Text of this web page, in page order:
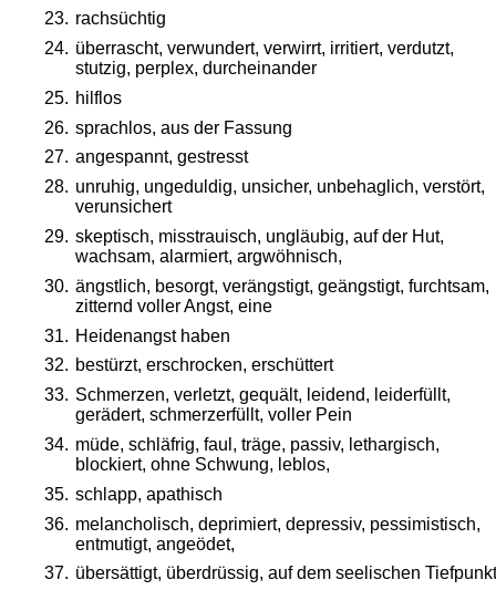
23. rachsüchtig
24. überrascht, verwundert, verwirrt, irritiert, verdutzt,
stutzig, perplex, durcheinander
25. hilflos
26. sprachlos, aus der Fassung
27. angespannt, gestresst
28. unruhig, ungeduldig, unsicher, unbehaglich, verstört,
verunsichert
29. skeptisch, misstrauisch, ungläubig, auf der Hut,
wachsam, alarmiert, argwöhnisch,
30. ängstlich, besorgt, verängstigt, geängstigt, furchtsam,
zitternd voller Angst, eine
31. Heidenangst haben
32. bestürzt, erschrocken, erschüttert
33. Schmerzen, verletzt, gequält, leidend, leiderfüllt,
gerädert, schmerzerfüllt, voller Pein
34. müde, schläfrig, faul, träge, passiv, lethargisch,
blockiert, ohne Schwung, leblos,
35. schlapp, apathisch
36. melancholisch, deprimiert, depressiv, pessimistisch,
entmutigt, angeödet,
37. übersättigt, überdrüssig, auf dem seelischen